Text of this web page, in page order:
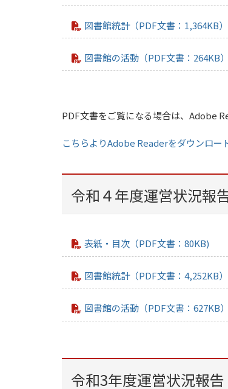
図書館統計（PDF文書：1,364KB）
図書館の活動（PDF文書：264KB）
PDF文書をご覧になる場合は、Adobe
こちらよりAdobe Readerをダウンロー
令和４年度運営状況報
表紙・目次（PDF文書：80KB)
図書館統計（PDF文書：4,252KB）
図書館の活動（PDF文書：627KB）
令和3年度運営状況報告